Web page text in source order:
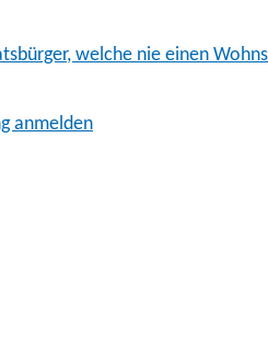
welche nie einen
anmelden